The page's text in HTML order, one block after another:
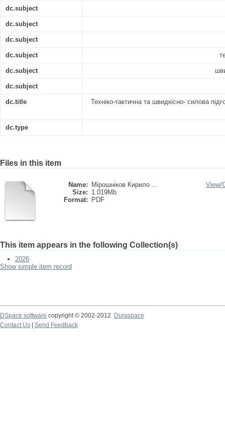
dc.subject
dc.subject
dc.subject
dc.subject
dc.subject
dc.subject
dc.title Техніко-тактична та швидкісно- силова
dc.type
Files in this item
Name:
Мірошніков Кирило ...
Size: 1.019Mb
Format:
PDF
View/
This item appears in the following Collection(s)
2026
Show simple item record
DSpace software copyright © 2002-2012
Duraspace
Contact Us
Send Feedback